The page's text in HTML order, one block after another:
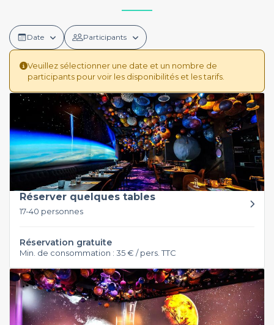
Date Participants
Veuillez sélectionner une date et un nombre de
participants pour voir les disponibilités et les tarifs.
Réserver quelques tables
17-40 personnes
Réservation gratuite
Min. de consommation : 35 € / pers. TTC